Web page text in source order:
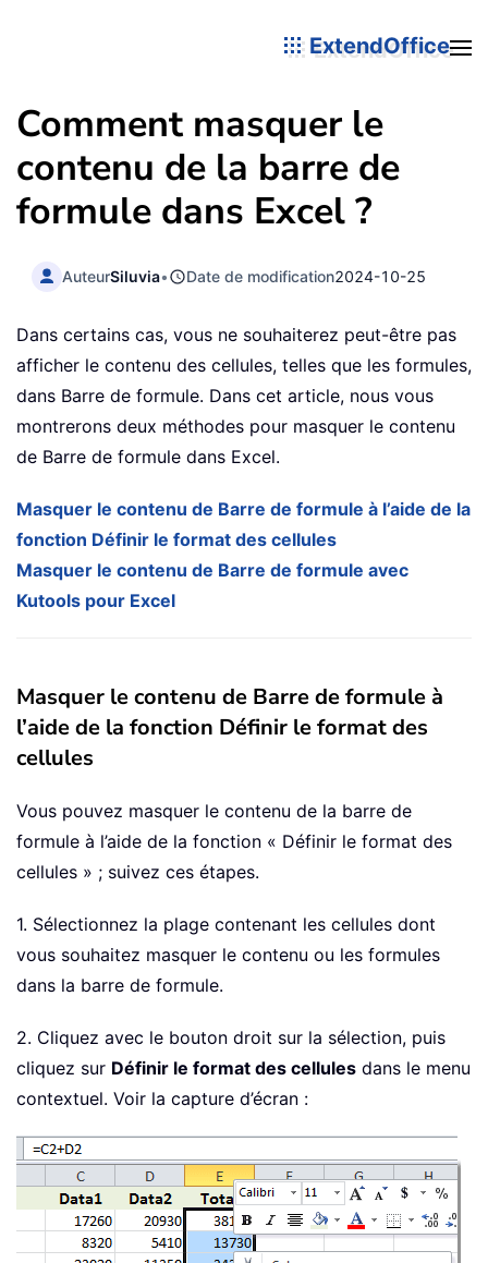
ExtendOffice
Comment masquer le
contenu de la barre de
formule dans Excel ?
AuteurSiluvia• Date de modification2024-10-25
Dans certains cas, vous ne souhaiterez peut-être pas
afficher le contenu des cellules, telles que les formules,
dans Barre de formule. Dans cet article, nous vous
montrerons deux méthodes pour masquer le contenu
de Barre de formule dans Excel.
Masquer le contenu de Barre de formule à l’aide de la
fonction Définir le format des cellules
Masquer le contenu de Barre de formule avec
Kutools pour Excel
Masquer le contenu de Barre de formule à
l’aide de la fonction Définir le format des
cellules
Vous pouvez masquer le contenu de la barre de
formule à l’aide de la fonction « Définir le format des
cellules » ; suivez ces étapes.
1. Sélectionnez la plage contenant les cellules dont
vous souhaitez masquer le contenu ou les formules
dans la barre de formule.
2. Cliquez avec le bouton droit sur la sélection, puis
cliquez sur Définir le format des cellules dans le menu
contextuel. Voir la capture d’écran :